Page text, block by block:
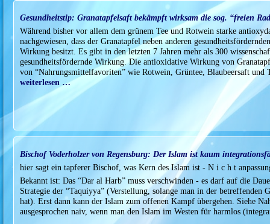
Gesundheitstip: Granatapfelsaft bekämpft wirksam die sog. “freien
Während bisher vor allem dem grünem Tee und Rotwein starke
nachgewiesen, dass der Granatapfel neben anderen
Wirkung besitzt. Es gibt in den letzten 7 Jahren mehr als 300
gesundheitsfördernde Wirkung. Die antioxidative Wirkung von
von “Nahrungsmittelfavoriten” wie Rotwein, Grüntee, Blaubeersaft
weiterlesen …
Bischof Voderholzer von Regensburg: Der Islam ist kaum
hier sagt ein tapferer Bischof, was Kern des Islam ist - N i c h t
Bekannt ist: Das “Dar al Harb” muss verschwinden - es darf auf die
Strategie der “Taquiyya” (Verstellung, solange man in der betreffenden
hat). Erst dann kann der Islam zum offenen Kampf übergehen. Siehe
ausgesprochen naiv, wenn man den Islam im Westen für harmlos